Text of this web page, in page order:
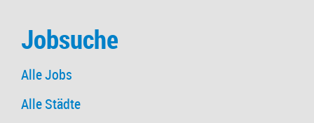
Jobsuche
Alle Jobs
Alle Städte